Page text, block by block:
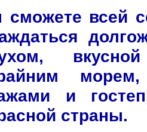
всей
и
страны.